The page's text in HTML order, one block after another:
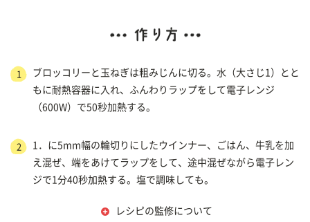
1
ブロッコリーと玉ねぎは粗みじんに切る。水（大さじ1）とと
もに耐熱容器に入れ、ふんわりラップをして電子レンジ
（600W）で50秒加熱する。
2
1．に5mm幅の輪切りにしたウインナー、ごはん、牛乳を加
え混ぜ、端をあけてラップをして、途中混ぜながら電子レン
ジで1分40秒加熱する。塩で調味しても。
レシピの監修について